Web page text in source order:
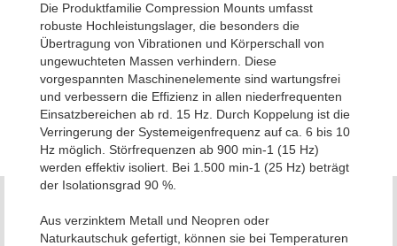
Die Produktfamilie Compression Mounts umfasst
robuste Hochleistungslager, die besonders die
Übertragung von Vibrationen und Körperschall von
ungewuchteten Massen verhindern. Diese
vorgespannten Maschinenelemente sind wartungsfrei
und verbessern die Effizienz in allen niederfrequenten
Einsatzbereichen ab rd. 15 Hz. Durch Koppelung ist die
Verringerung der Systemeigenfrequenz auf ca. 6 bis 10
Hz möglich. Störfrequenzen ab 900 min-1 (15 Hz)
werden effektiv isoliert. Bei 1.500 min-1 (25 Hz) beträgt
der Isolationsgrad 90 %.
Aus verzinktem Metall und Neopren oder
Naturkautschuk gefertigt, können sie bei Temperaturen